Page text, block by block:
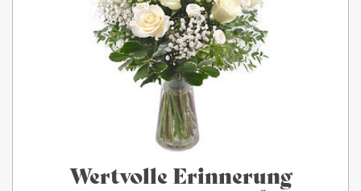
Wertvolle Erinnerung